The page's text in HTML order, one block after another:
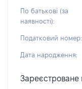
По батькові (за
наявності):
Податковий номер:
Дата народження:
Зареєстроване